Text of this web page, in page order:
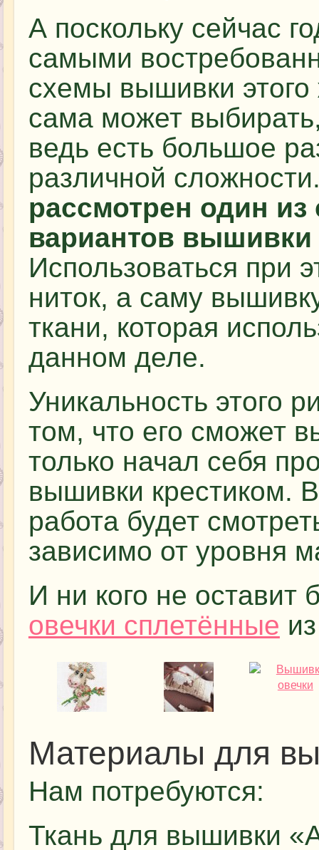
А поскольку сейчас
самыми
схемы вышивки
сама может
ведь есть большое
различной
рассмотрен один
вариантов вышивки
Использоваться при
ниток, а саму
ткани, которая
данном деле.
Уникальность этого
том, что его сможет
только начал себя
вышивки крестиком.
работа будет
зависимо от уровня
И ни кого не
овечки сплетённые
Материалы для
Нам потребуются:
Ткань для вышивки